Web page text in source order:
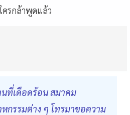
รกล้าพูดแล้ว
นที่เดือดร้อน สมาคม
กรรมต่าง ๆ โทรมาขอความ